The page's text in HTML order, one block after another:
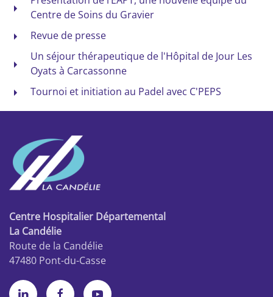
Centre de Soins du Gravier
Revue de presse
Un séjour thérapeutique de l'Hôpital de Jour Les
Oyats à Carcassonne
Tournoi et initiation au Padel avec C'PEPS
Centre Hospitalier Départemental
La Candélie
Route de la Candélie
47480 Pont-du-Casse